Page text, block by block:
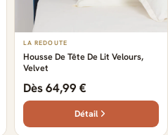
LA REDOUTE
Housse De Tête De Lit Velours,
Velvet
Dès 64,99 €
Détail